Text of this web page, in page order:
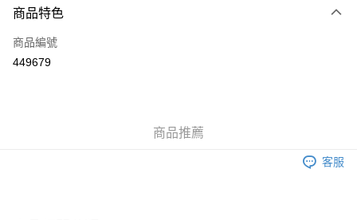
信用卡
Apple Pay
商品特色
商品編號
449679
商品推薦
客服